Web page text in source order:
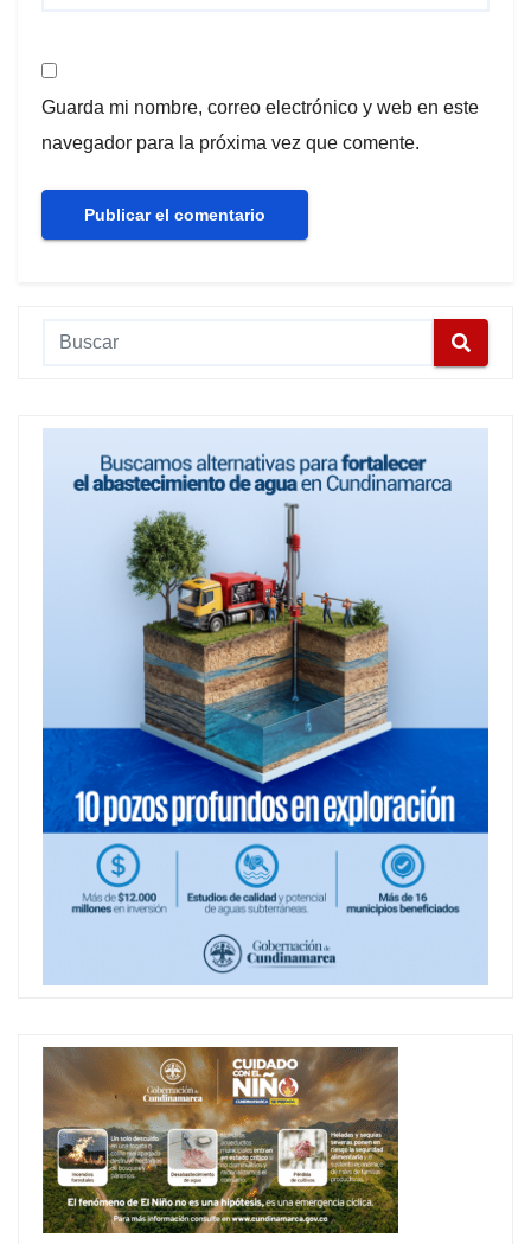
Guarda mi nombre, correo electrónico y web en este
navegador para la próxima vez que comente.